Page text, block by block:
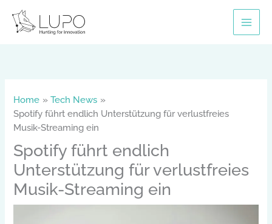
content
Home
Tech News
Spotify führt endlich Unterstützung für verlustfreies
Musik-Streaming ein
Spotify führt endlich
Unterstützung für verlustfreies
Musik-Streaming ein